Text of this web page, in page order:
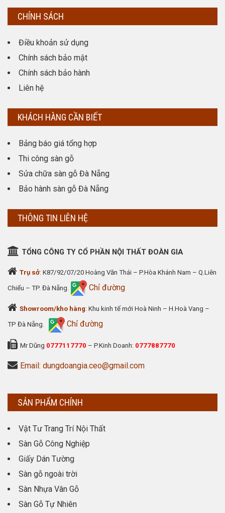
CHÍNH SÁCH
Điều khoản sử dụng
Chính sách bảo mật
Chính sách bảo hành
Liên hệ
KHÁCH HÀNG CẦN BIẾT
Bảng báo giá tổng hợp
Thi công sàn gỗ
Sửa chữa sàn gỗ Đà Nẵng
Bảo hành sàn gỗ Đà Nẵng
THÔNG TIN LIÊN HỆ
TỔNG CÔNG TY CỔ PHẦN NỘI THẤT ĐOÀN GIA
Trụ sở: K87/92/07/20 Hoàng Văn Thái – P.Hòa Khánh Nam – Q.Liên
Chiểu – TP. Đà Nẵng. Chỉ đường
Showroom/kho hàng: Khu kinh tế mới Hoà Ninh – H.Hoà Vang –
TP Đà Nẵng. Chỉ đường
Mr Dũng 0777117770 – P.Kinh Doanh: 0777887770
Email: dungdoangia.ceo@gmail.com
SẢN PHẨM CHÍNH
Vật Tư Trang Trí Nội Thất
Sàn Gỗ Công Nghiệp
Giấy Dán Tường
Sàn gỗ ngoài trời
Sàn Nhựa Vân Gỗ
Sàn Gỗ Tự Nhiên